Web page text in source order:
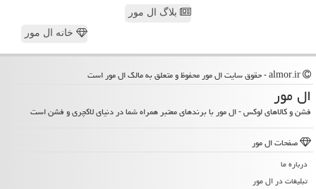
بلاگ ال مور
خانه ال مور
ال مور
فشن و کالاهای لوکس - ال مور با برندهای معتبر همراه شما در دنیای لاکچری و فشن است
صفحات ال مور
درباره ما
تبلیغات در ال مور